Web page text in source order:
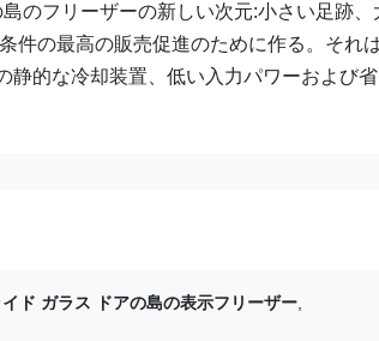
のフリーザーの新しい次元:小さい足跡
件の最高の販売促進のために作る。それ
静的な冷却装置、低い入力パワーおよび
イド ガラス ドアの島の表示フリーザー